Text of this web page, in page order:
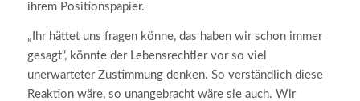
ihrem Positionspapier.
„Ihr hättet uns fragen könne, das haben wir schon immer
gesagt“, könnte der Lebensrechtler vor so viel
unerwarteter Zustimmung denken. So verständlich diese
Reaktion wäre, so unangebracht wäre sie auch. Wir